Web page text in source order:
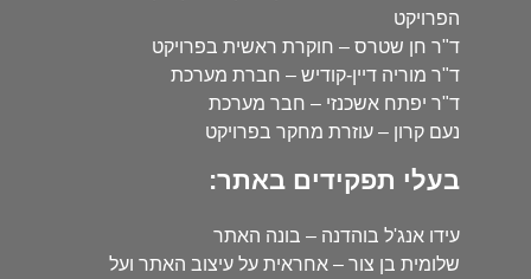
הפרויקט
ד"ר חן שטרס – חוקרת ראשית בפרויקט
ד"ר מוריה דיין-קודיש – חברת מערכת
ד"ר יפתח אשכנזי – חבר מערכת
נעם קרון – עוזרת מחקר בפרויקט
בעלי תפקידים באתר:
עידו אנג'ל בוהדנה – בונה האתר
שלומית בן צור – אחראית על עיצוב האתר ועל